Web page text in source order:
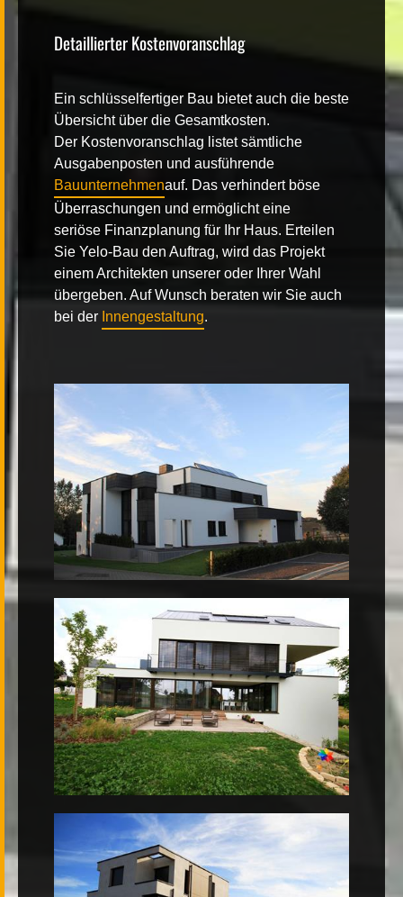
Detaillierter Kostenvoranschlag
Ein schlüsselfertiger Bau bietet auch die beste
Übersicht über die Gesamtkosten.
Der Kostenvoranschlag listet sämtliche
Ausgabenposten und ausführende
Bauunternehmenauf. Das verhindert böse
Überraschungen und ermöglicht eine
seriöse Finanzplanung für Ihr Haus. Erteilen
Sie Yelo-Bau den Auftrag, wird das Projekt
einem Architekten unserer oder Ihrer Wahl
übergeben. Auf Wunsch beraten wir Sie auch
bei der Innengestaltung.